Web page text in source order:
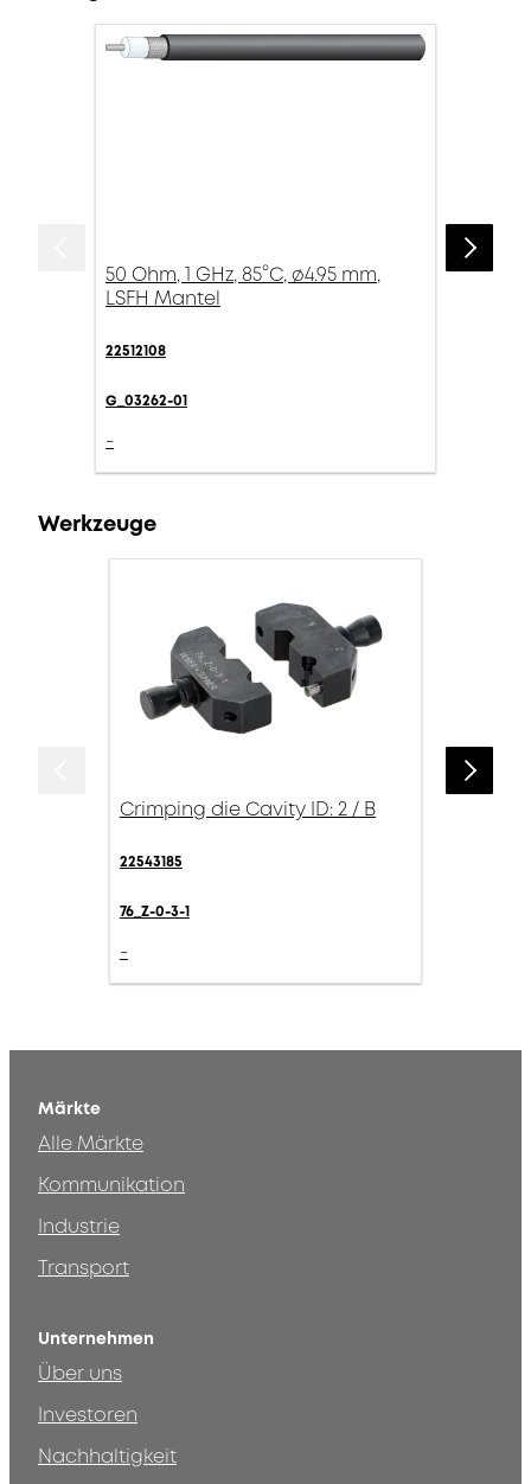
50 Ohm, 1 GHz, 85°C, ø4.95 mm,
LSFH Mantel
22512108
G_03262-01
-
Werkzeuge
Crimping die Cavity ID: 2 / B
22543185
76_Z-0-3-1
-
Märkte
Alle Märkte
Kommunikation
Industrie
Transport
Unternehmen
Über uns
Investoren
Nachhaltigkeit